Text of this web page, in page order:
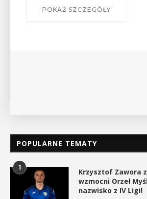
W środę 12 sierpnia o godz. 17 w
POPULARNE TEMATY
1
Krzysztof Zawora
wzmocni Orzeł
nazwisko z IV Ligi!